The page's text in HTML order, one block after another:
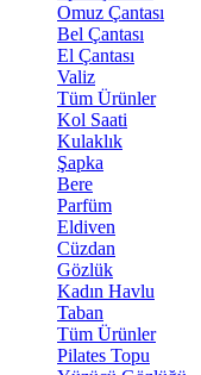
Omuz Çantası
Bel Çantası
El Çantası
Valiz
Tüm Ürünler
Kol Saati
Kulaklık
Şapka
Bere
Parfüm
Eldiven
Cüzdan
Gözlük
Kadın Havlu
Taban
Tüm Ürünler
Pilates Topu